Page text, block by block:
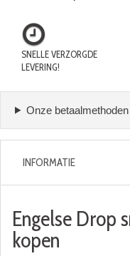
SNELLE VERZORGDE
LEVERING!
Onze betaalmethoden
INFORMATIE
Engelse Drop
kopen